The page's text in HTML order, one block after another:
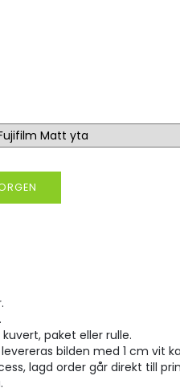
paket eller rulle.
levereras bilden med 1 cm vit
lagd order går direkt till